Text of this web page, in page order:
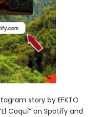
story by EFKTO
Coquí” on Spotify and